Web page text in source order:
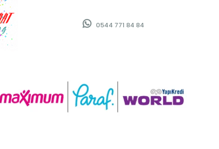
0544 771 84 84